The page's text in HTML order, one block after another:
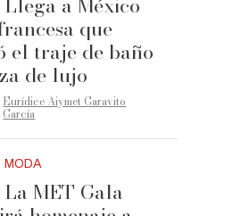
que
el traje de baño
de lujo
Eurídice Aiymet Garavito
García
MODA
La MET Gala